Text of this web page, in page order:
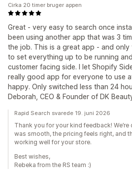
Great - very easy to search once
been using another app that was 3
the job. This is a great app - and
to set everything up to be running
customer facing side. I let Shopify
really good app for everyone to use
happy. Only switched less than 24
Deborah, CEO & Founder of DK
Cirka 20 timer bruger appen
Rapid Search svarede 19. juni 2026
Thank you for your kind feedback!
was smooth, the pricing feels right, and
working well for your store.
Best wishes,
Rebeka from the RS team :)